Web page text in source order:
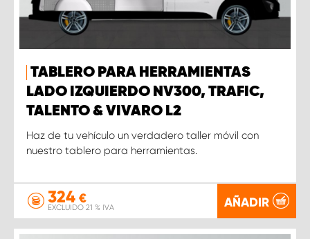
TABLERO PARA HERRAMIENTAS
LADO IZQUIERDO NV300, TRAFIC,
TALENTO & VIVARO L2
Haz de tu vehículo un verdadero taller móvil con
nuestro tablero para herramientas.
324 €
EXCLUIDO 21 % IVA AÑADIR